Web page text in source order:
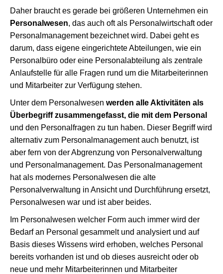
Daher braucht es gerade bei größeren Unternehmen ein
Personalwesen, das auch oft als Personalwirtschaft oder
Personalmanagement bezeichnet wird. Dabei geht es
darum, dass eigene eingerichtete Abteilungen, wie ein
Personalbüro oder eine Personalabteilung als zentrale
Anlaufstelle für alle Fragen rund um die Mitarbeiterinnen
und Mitarbeiter zur Verfügung stehen.
Unter dem Personalwesen werden alle Aktivitäten als
Überbegriff zusammengefasst, die mit dem Personal
und den Personalfragen zu tun haben. Dieser Begriff wird
alternativ zum Personalmanagement auch benutzt, ist
aber fern von der Abgrenzung von Personalverwaltung
und Personalmanagement. Das Personalmanagement
hat als modernes Personalwesen die alte
Personalverwaltung in Ansicht und Durchführung ersetzt,
Personalwesen war und ist aber beides.
Im Personalwesen welcher Form auch immer wird der
Bedarf an Personal gesammelt und analysiert und auf
Basis dieses Wissens wird erhoben, welches Personal
bereits vorhanden ist und ob dieses ausreicht oder ob
neue und mehr Mitarbeiterinnen und Mitarbeiter